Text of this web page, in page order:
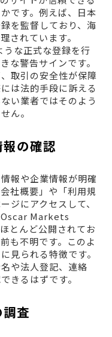
です。例えば、日本
を監督しており、海
されています。
な正式な登録を行
な警告サインです。
取引の安全性が保障
は法的手段に訴える
い業者ではそのよう
ん。
の確認
報や企業情報が明確
社概要」や「利用規
ジにアクセスして、
Oscar Markets
とんど公開されてお
も不明です。このよ
見られる特徴です。
や法人登記、連絡
きるはずです。
査